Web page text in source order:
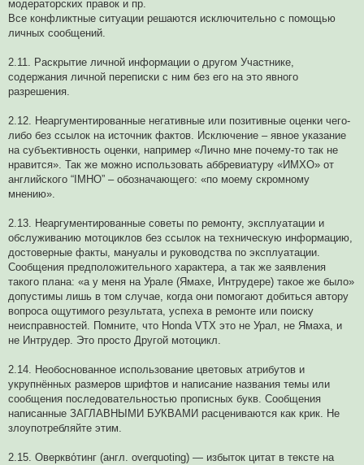
модераторских правок и пр.
Все конфликтные ситуации решаются исключительно с помощью
личных сообщений.
2.11. Раскрытие личной информации о другом Участнике,
содержания личной переписки с ним без его на это явного
разрешения.
2.12. Неаргументированные негативные или позитивные оценки чего-
либо без ссылок на источник фактов. Исключение – явное указание
на субъективность оценки, например «Лично мне почему-то так не
нравится». Так же можно использовать аббревиатуру «ИМХО» от
английского “IMHO” – обозначающего: «по моему скромному
мнению».
2.13. Неаргументированные советы по ремонту, эксплуатации и
обслуживанию мотоциклов без ссылок на техническую информацию,
достоверные факты, мануалы и руководства по эксплуатации.
Сообщения предположительного характера, а так же заявления
такого плана: «а у меня на Урале (Ямахе, Интрудере) такое же было»
допустимы лишь в том случае, когда они помогают добиться автору
вопроса ощутимого результата, успеха в ремонте или поиску
неисправностей. Помните, что Honda VTX это не Урал, не Ямаха, и
не Интрудер. Это просто Другой мотоцикл.
2.14. Необоснованное использование цветовых атрибутов и
укрупнённых размеров шрифтов и написание названия темы или
сообщения последовательностью прописных букв. Сообщения
написанные ЗАГЛАВНЫМИ БУКВАМИ расцениваются как крик. Не
злоупотребляйте этим.
2.15. Оверкво́тинг (англ. overquoting) — избыток цитат в тексте на